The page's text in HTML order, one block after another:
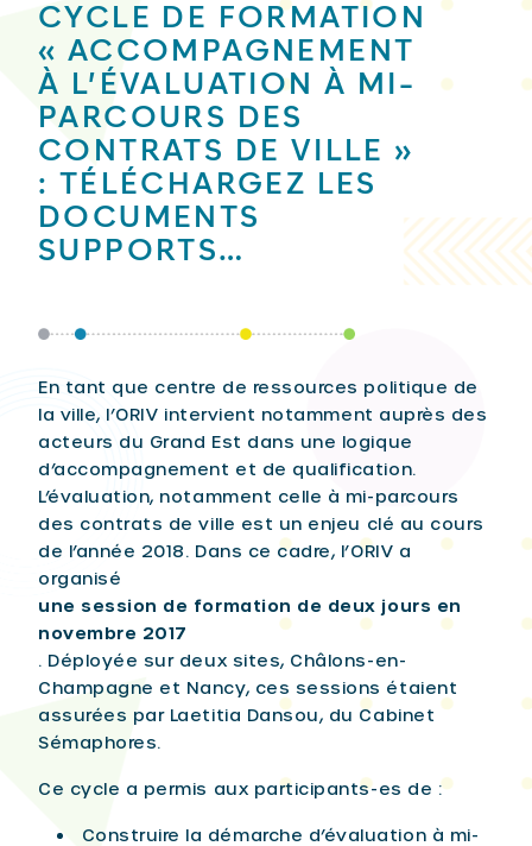
CYCLE DE FORMATION
« ACCOMPAGNEMENT
À L’ÉVALUATION À MI-
PARCOURS DES
CONTRATS DE VILLE »
: TÉLÉCHARGEZ LES
DOCUMENTS
SUPPORTS…
En tant que centre de ressources politique de
la ville, l’ORIV intervient notamment auprès des
acteurs du Grand Est dans une logique
d’accompagnement et de qualification.
L’évaluation, notamment celle à mi-parcours
des contrats de ville est un enjeu clé au cours
de l’année 2018. Dans ce cadre, l’ORIV a
organisé
une session de formation de deux jours en
novembre 2017
. Déployée sur deux sites, Châlons-en-
Champagne et Nancy, ces sessions étaient
assurées par Laetitia Dansou, du Cabinet
Sémaphores.
Ce cycle a permis aux participants-es de :
Construire la démarche d’évaluation à mi-